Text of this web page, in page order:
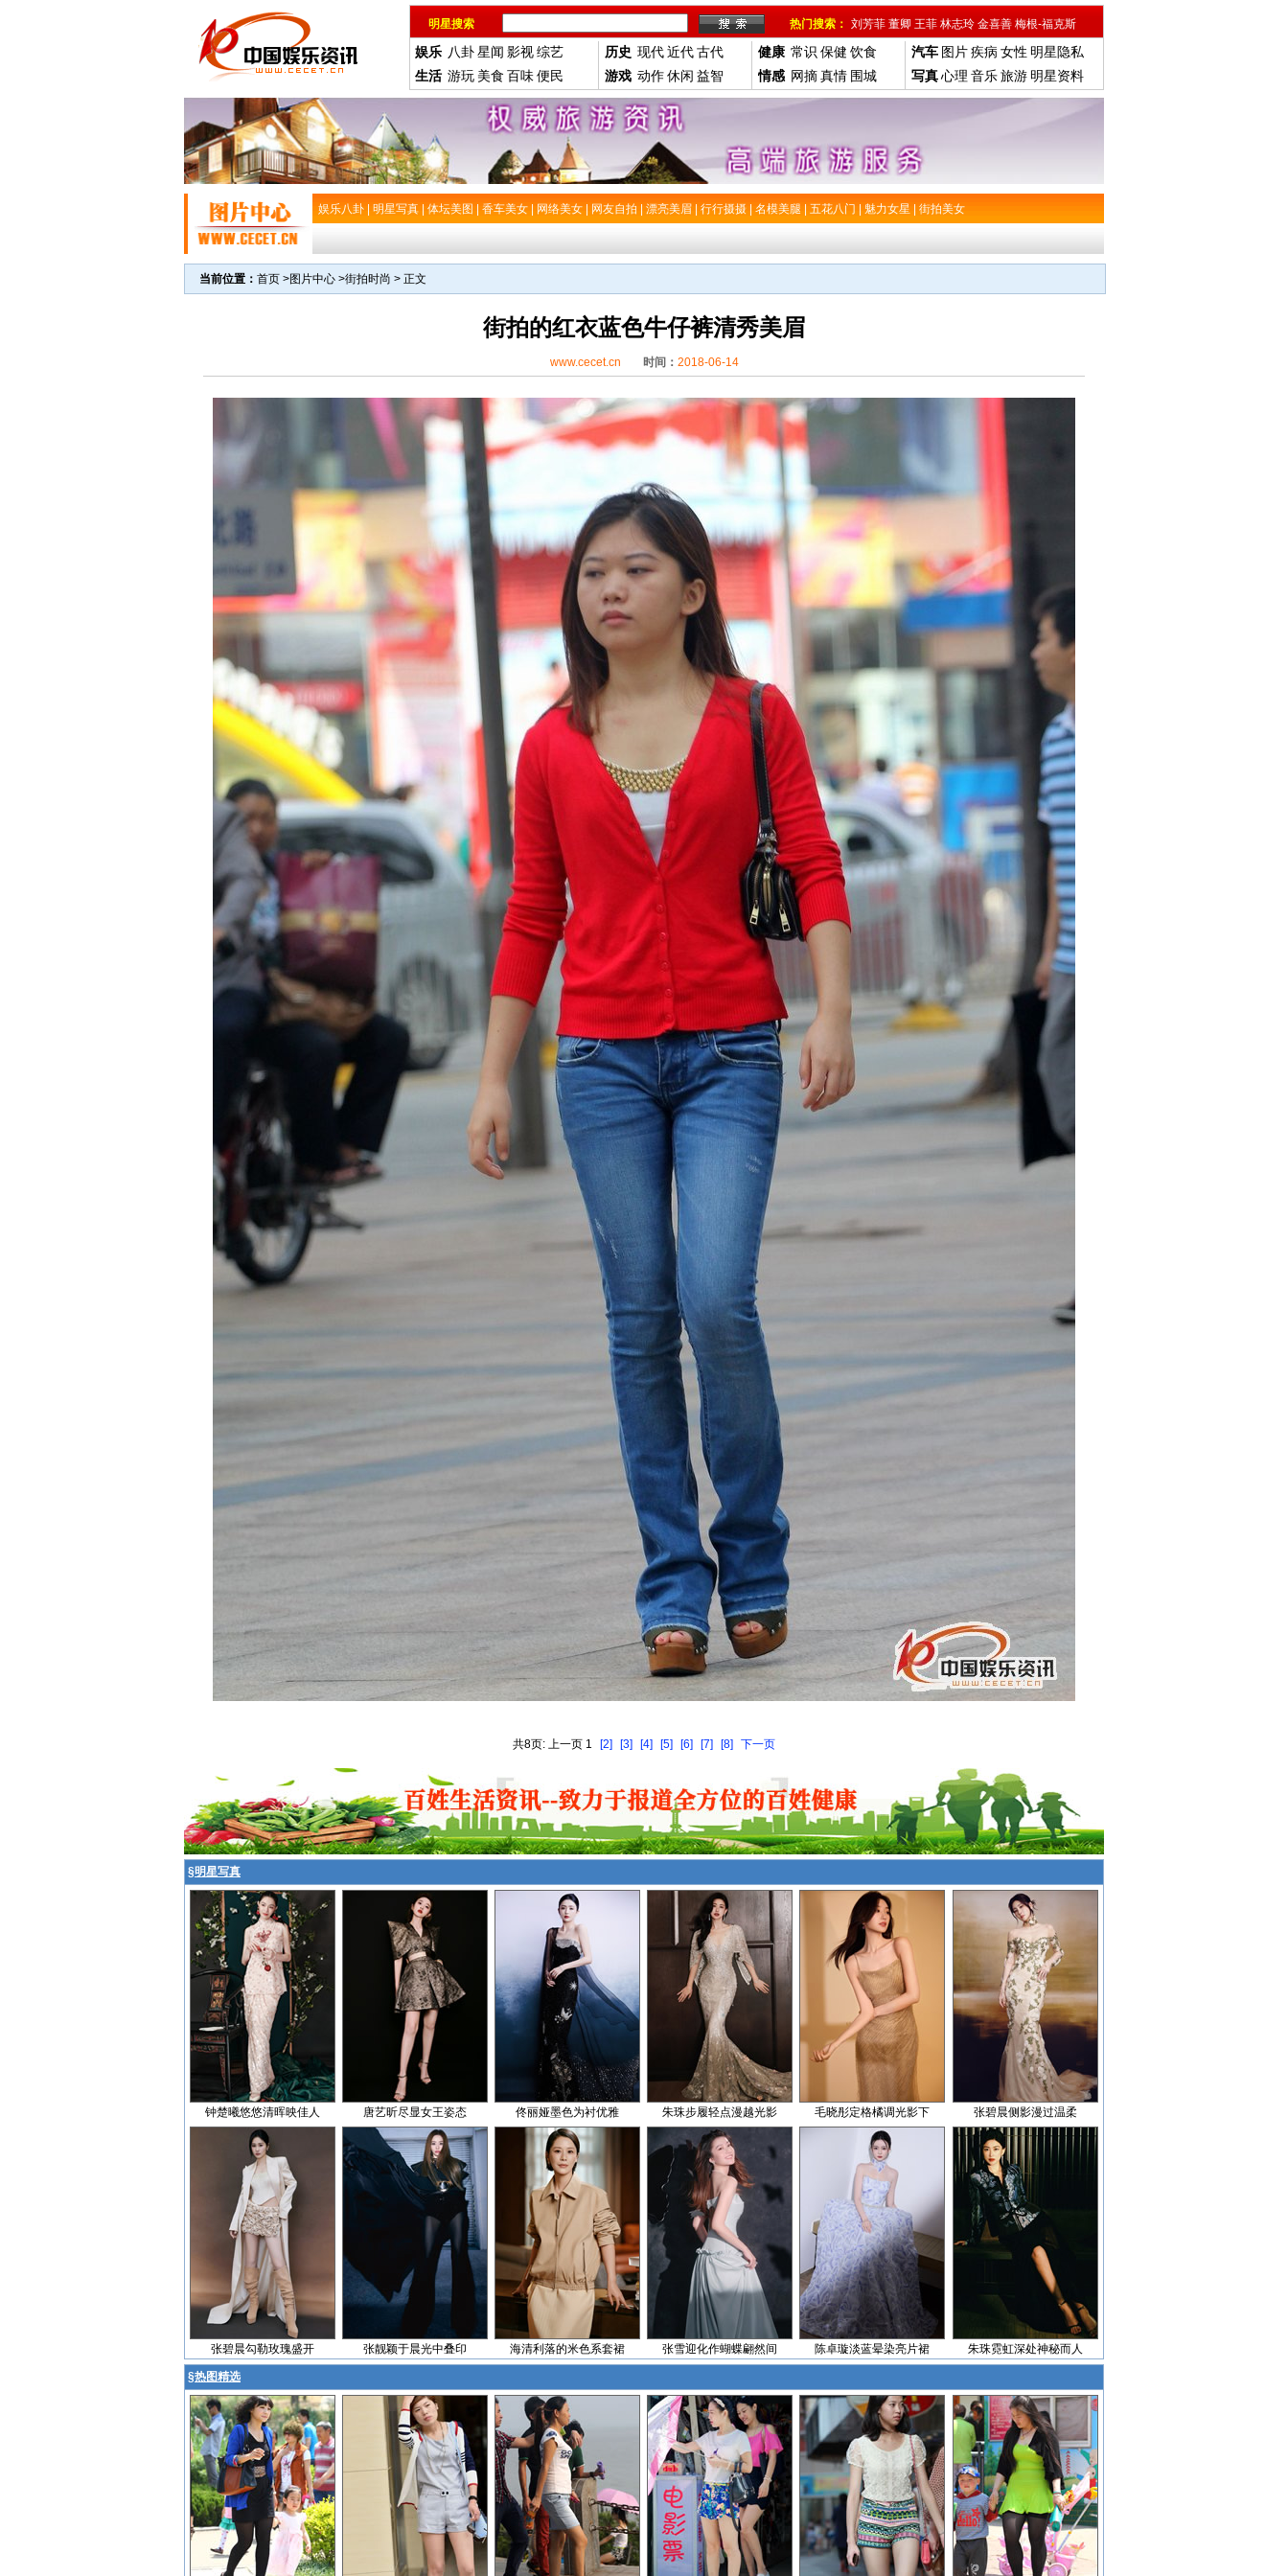
明星搜索 热门搜索： 刘芳菲 董卿 王菲 林志玲 金喜善 梅根-福克斯
娱乐 八卦星闻 影视综艺
生活 游玩 美食 百味便民
历史 现代近代古代
游戏 动作休闲 益智
健康 常识 保健 饮食
情感 网摘真情 围城
汽车 图片疾病 女性 明星隐私
写真心理 音乐旅游 明星资料
娱乐八卦 明星写真 体坛美图 香车美女 网络美女 网友自拍 漂亮美眉 行行摄摄 名模美腿 五花八门 魅力女星 街拍美女
当前位置： 首页 >图片中心 >街拍时尚 > 正文
街拍的红衣蓝色牛仔裤清秀美眉
www.cecet.cn 时间： 2018-06-14
共8页: 上一页 1 [2] [3] [4] [5] [6] [7] [8] 下一页
§明星写真
钟楚曦悠悠清晖映佳人 唐艺昕尽显女王姿态 佟丽娅墨色为衬优雅 朱珠步履轻点漫越光影 毛晓彤定格橘调光影下 张碧晨侧影漫过温柔
张碧晨勾勒玫瑰盛开 张靓颖于晨光中叠印 海清利落的米色系套裙 张雪迎化作蝴蝶翩然间 陈卓璇淡蓝晕染亮片裙 朱珠霓虹深处神秘而人
§热图精选